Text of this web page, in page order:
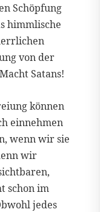
Schöpfung
himmlische
von der
Satans!
können
einnehmen
wenn wir sie
wir
schon im
jedes